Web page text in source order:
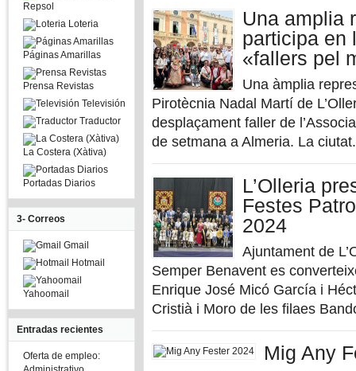
Repsol
Loteria
Páginas Amarillas
Prensa Revistas
Televisión
Traductor
La Costera (Xàtiva)
Portadas Diarios
3- Correos
Gmail
Hotmail
Yahoomail
Entradas recientes
Oferta de empleo:
Una amplia
participa en
«fallers pel
Una àmplia
Pirotècnia Nadal Martí de
desplaçament faller de
de setmana a Almeria. La
L’Olleria
Festes
2024
Ajuntament de
Semper Benavent es
Enrique José Micó García i
Cristià i Moro de les filaes
Mig Any